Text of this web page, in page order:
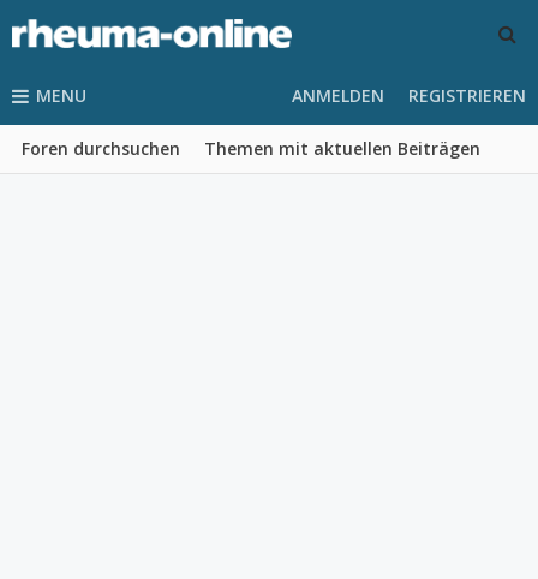
MENU
Foren durchsuchen Themen mit aktuellen Beiträgen
ANMELDEN REGISTRIEREN